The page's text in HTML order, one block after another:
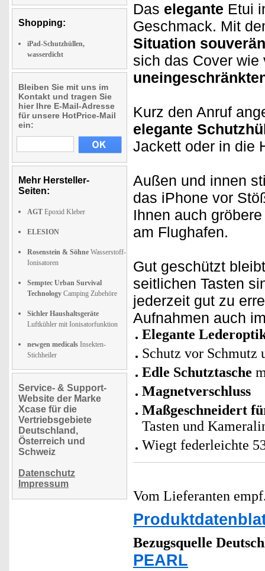
Shopping:
iPad-Schutzhüllen,
wasserdicht
Bleiben Sie mit uns im
Kontakt und tragen Sie
hier Ihre E-Mail-Adresse
für unsere HotPrice-Mail
ein:
Mehr Hersteller-
Seiten:
AGT Epoxid Kleber
ELESION
Rosenstein & Söhne Wasserstoff-
Ionisatoren
Semptec Urban Survival
Technology Camping Zubehöre
Sichler Haushaltsgeräte
Luftkühler mit Ionisatorfunktion
newgen medicals Insekten-
Stichheiler
Service- & Support-
Website der Marke
Xcase für die
Vertriebsgebiete
Deutschland,
Österreich und
Schweiz
Datenschutz
Impressum
Das elegante Etui
Geschmack. Mit
Situation souverän
sich das Cover
Kurz den Anruf
elegante
Jackett oder in die
Außen und innen
das iPhone vor
Ihnen auch
am Flughafen.
Gut geschützt
seitlichen Tasten
jederzeit gut zu
Aufnahmen auch
Elegante
Schutz vor Schmutz
Edle Schutztasche
Magnetverschluss
Maßgeschneidert
Tasten und
Wiegt federleichte
Vom Lieferanten
Bezugsquelle
PEARL